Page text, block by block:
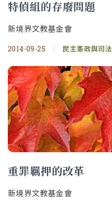
特偵組的存廢問題
新境界文教基金會
2014-09-25 | 民主憲政與司法
重罪羈押的改革
新境界文教基金會